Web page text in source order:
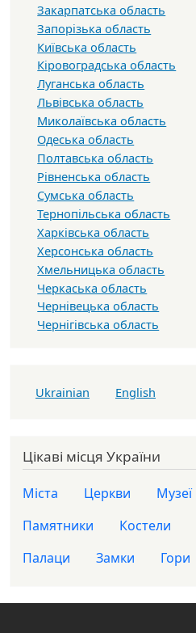
Закарпатська область
Запорізька область
Київська область
Кіровоградська область
Луганська область
Львівська область
Миколаївська область
Одеська область
Полтавська область
Рівненська область
Сумська область
Тернопільська область
Харківська область
Херсонська область
Хмельницька область
Черкаська область
Чернівецька область
Чернігівська область
Ukrainian English
Цікаві місця України
Міста Церкви Музеї
Памятники
Костели
Палаци
Замки Гори